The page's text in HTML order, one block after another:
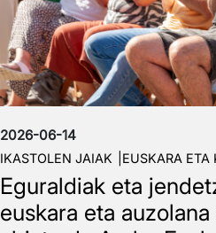
2026-06-14
IKASTOLEN JAIAK EUSKARA ETA
Eguraldiak eta
euskara eta